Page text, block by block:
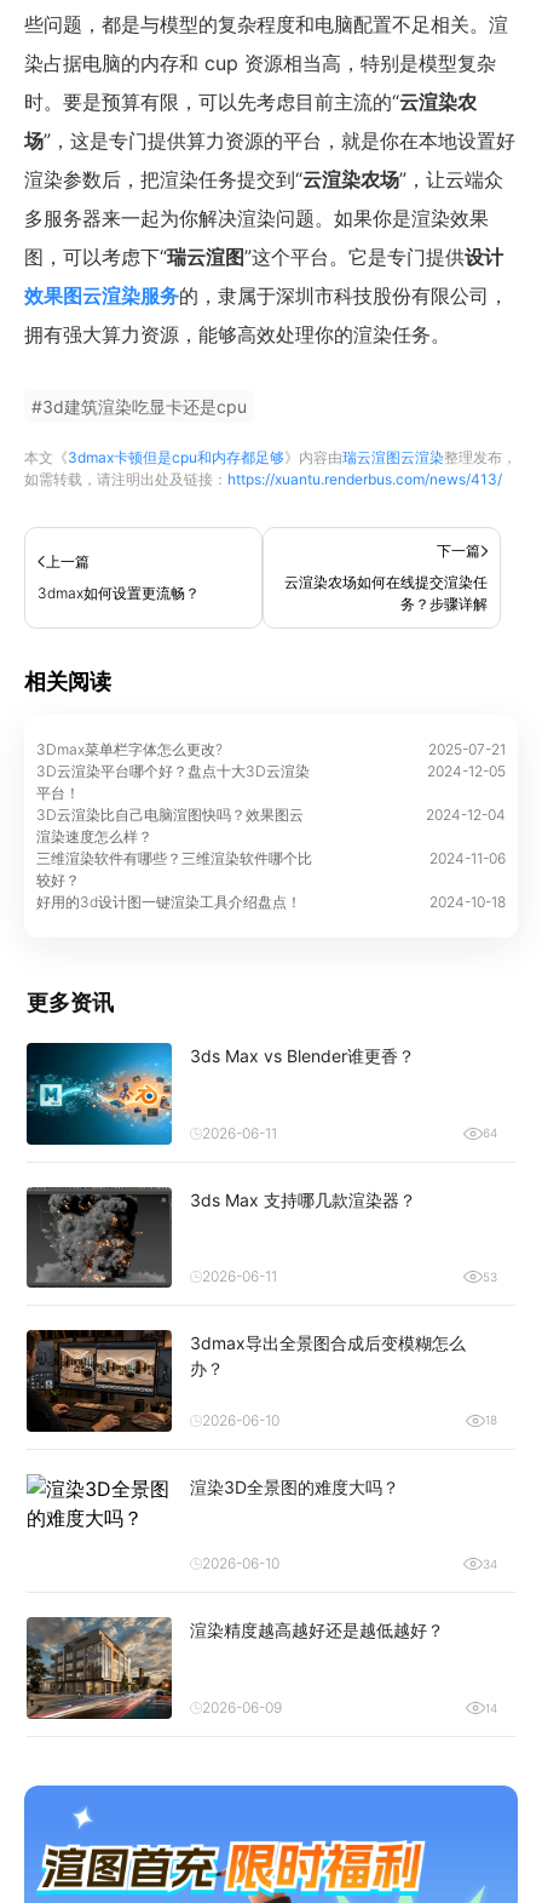
些问题，都是与模型的复杂程度和电脑配置不足相关。渲
染占据电脑的内存和 cup 资源相当高，特别是模型复杂
时。要是预算有限，可以先考虑目前主流的“云渲染农
场”，这是专门提供算力资源的平台，就是你在本地设置好
渲染参数后，把渲染任务提交到“云渲染农场”，让云端众
多服务器来一起为你解决渲染问题。如果你是渲染效果
图，可以考虑下“瑞云渲图”这个平台。它是专门提供设计
效果图云渲染服务的，隶属于深圳市科技股份有限公司，
拥有强大算力资源，能够高效处理你的渲染任务。
#3d建筑渲染吃显卡还是cpu
本文《3dmax卡顿但是cpu和内存都足够》内容由瑞云渲图云渲染整理发布，
如需转载，请注明出处及链接： https://xuantu.renderbus.com/news/413/
上一篇
3dmax如何设置更流畅？
下一篇
云渲染农场如何在线提交渲染任
务？步骤详解
相关阅读
3Dmax菜单栏字体怎么更改?
2025-07-21
3D云渲染平台哪个好？盘点十大3D云渲染
平台！
2024-12-05
3D云渲染比自己电脑渲图快吗？效果图云
渲染速度怎么样？
2024-12-04
三维渲染软件有哪些？三维渲染软件哪个比
较好？
2024-11-06
好用的3d设计图一键渲染工具介绍盘点！ 2024-10-18
更多资讯
3ds Max vs Blender谁更香？
2026-06-11 64
3ds Max 支持哪几款渲染器？
2026-06-11 53
3dmax导出全景图合成后变模糊怎么
办？
2026-06-10 18
渲染3D全景图的难度大吗？
2026-06-10 34
渲染精度越高越好还是越低越好？
2026-06-09 14